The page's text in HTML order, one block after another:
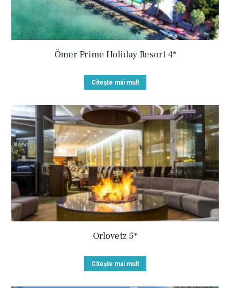
Ömer Prime Holiday Resort 4*
Citește mai mult
Orlovetz 5*
Citește mai mult